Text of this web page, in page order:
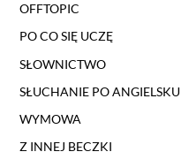
OFFTOPIC
PO CO SIĘ UCZĘ
SŁOWNICTWO
SŁUCHANIE PO ANGIELSKU
WYMOWA
Z INNEJ BECZKI